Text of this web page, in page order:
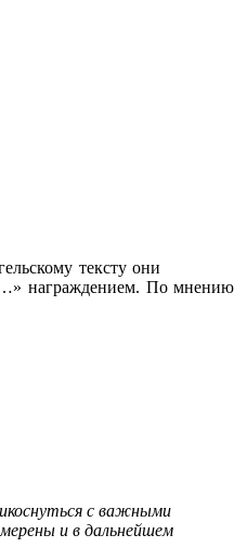
тексту они
награждением. По мнению
с важными
и в дальнейшем